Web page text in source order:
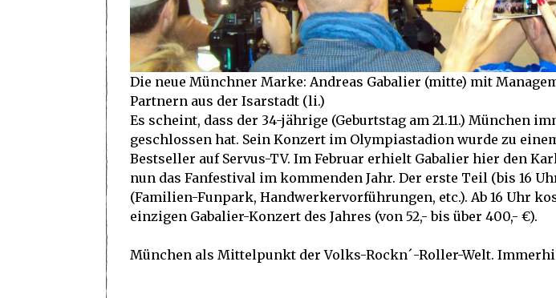
Die neue Münchner Marke: Andreas Gabalier (mitte) mit
Partnern aus der Isarstadt (li.)
Es scheint, dass der 34-jährige (Geburtstag am 21.11.) München
geschlossen hat. Sein Konzert im Olympiastadion wurde zu
Bestseller auf Servus-TV. Im Februar erhielt Gabalier hier den
nun das Fanfestival im kommenden Jahr. Der erste Teil (bis 16
(Familien-Funpark, Handwerkervorführungen, etc.). Ab 16 Uhr
einzigen Gabalier-Konzert des Jahres (von 52,- bis über 400,- €).
München als Mittelpunkt der Volks-Rockn´-Roller-Welt.